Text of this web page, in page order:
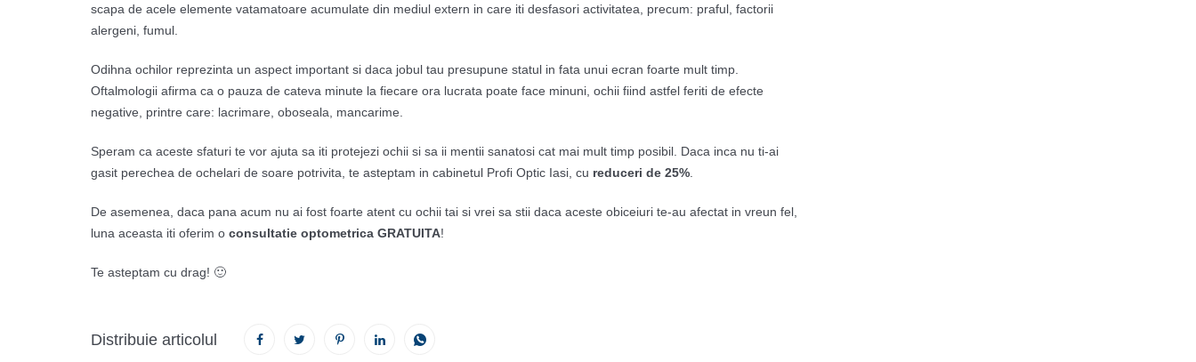
scapa de acele elemente vatamatoare acumulate din mediul extern in care iti desfasori activitatea, precum: praful, factorii
alergeni, fumul.
Odihna ochilor reprezinta un aspect important si daca jobul tau presupune statul in fata unui ecran foarte mult timp.
Oftalmologii afirma ca o pauza de cateva minute la fiecare ora lucrata poate face minuni, ochii fiind astfel feriti de efecte
negative, printre care: lacrimare, oboseala, mancarime.
Speram ca aceste sfaturi te vor ajuta sa iti protejezi ochii si sa ii mentii sanatosi cat mai mult timp posibil. Daca inca nu ti-ai
gasit perechea de ochelari de soare potrivita, te asteptam in cabinetul Profi Optic Iasi, cu reduceri de 25%
De asemenea, daca pana acum nu ai fost foarte atent cu ochii tai si vrei sa stii daca aceste obiceiuri te-au afectat in vreun fel,
luna aceasta iti oferim o consultatie optometrica GRATUITA!
Te asteptam cu drag! 🙂
Distribuie articolul